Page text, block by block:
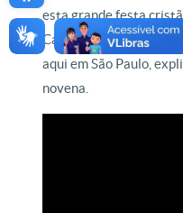
esta grande festa
Canção Nova e pároco
aqui em São Paulo,
novena.